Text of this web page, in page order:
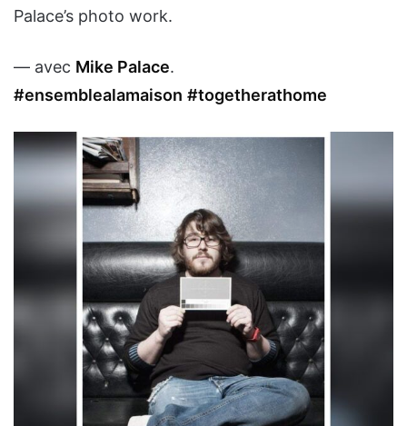
Palace’s photo work.
— avec Mike Palace.
#ensemblealamaison #togetherathome